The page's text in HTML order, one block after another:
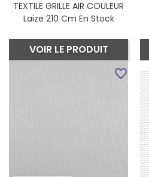
TEXTILE GRILLE AIR COULEUR
Laize 210 Cm En Stock
VOIR LE PRODUIT
favorite_border